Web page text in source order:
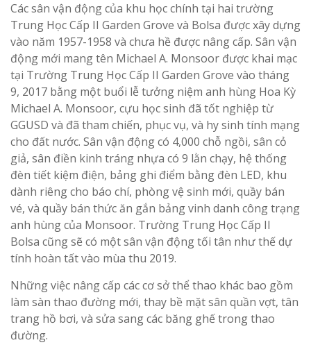
Các sân vận động của khu học chính tại hai trường
Trung Học Cấp II Garden Grove và Bolsa được xây dựng
vào năm 1957-1958 và chưa hề được nâng cấp. Sân vận
động mới mang tên Michael A. Monsoor được khai mạc
tại Trường Trung Học Cấp II Garden Grove vào tháng
9, 2017 bằng một buổi lễ tưởng niệm anh hùng Hoa Kỳ
Michael A. Monsoor, cựu học sinh đã tốt nghiệp từ
GGUSD và đã tham chiến, phục vụ, và hy sinh tính mạng
cho đất nước. Sân vận động có 4,000 chỗ ngồi, sân cỏ
giả, sân điền kinh tráng nhựa có 9 lằn chạy, hệ thống
đèn tiết kiệm điện, bảng ghi điểm bằng đèn LED, khu
dành riêng cho báo chí, phòng vệ sinh mới, quầy bán
vé, và quầy bán thức ăn gắn bảng vinh danh công trạng
anh hùng của Monsoor. Trường Trung Học Cấp II
Bolsa cũng sẽ có một sân vận động tối tân như thế dự
tính hoàn tất vào mùa thu 2019.
Những việc nâng cấp các cơ sở thể thao khác bao gồm
làm sàn thao đường mới, thay bề mặt sân quần vợt, tân
trang hồ bơi, và sửa sang các băng ghế trong thao
đường.